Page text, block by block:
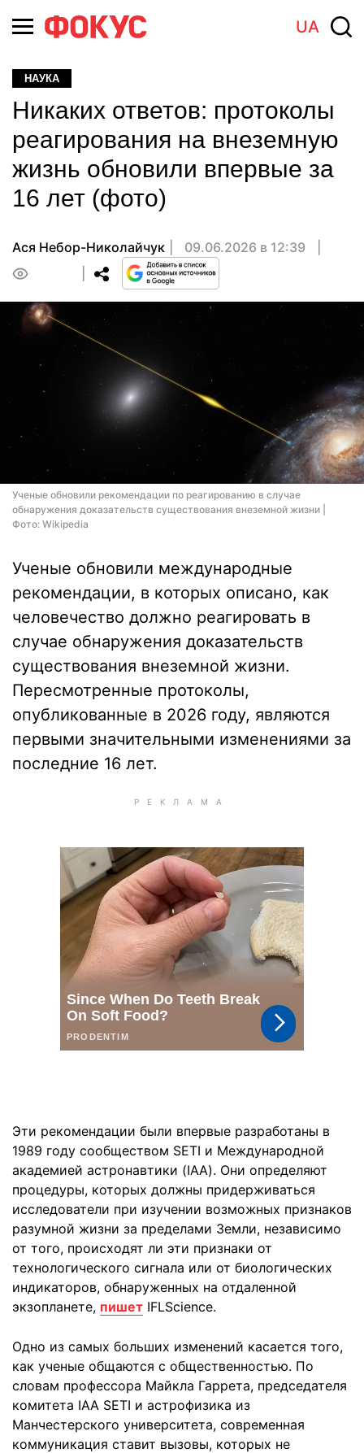
UA
НАУКА
Никаких ответов: протоколы
реагирования на внеземную
жизнь обновили впервые за
16 лет (фото)
Ася Небор-Николайчук
09.06.2026 в 12:39
Ученые обновили рекомендации по реагированию в случае
обнаружения доказательств существования внеземной жизни |
Фото: Wikipedia
Ученые обновили международные
рекомендации, в которых описано, как
человечество должно реагировать в
случае обнаружения доказательств
существования внеземной жизни.
Пересмотренные протоколы,
опубликованные в 2026 году, являются
первыми значительными изменениями за
последние 16 лет.
Эти рекомендации были впервые разработаны в
1989 году сообществом SETI и Международной
академией астронавтики (IAA). Они определяют
процедуры, которых должны придерживаться
исследователи при изучении возможных признаков
разумной жизни за пределами Земли, независимо
от того, происходят ли эти признаки от
технологического сигнала или от биологических
индикаторов, обнаруженных на отдаленной
экзопланете, пишет IFLScience.
Одно из самых больших изменений касается того,
как ученые общаются с общественностью. По
словам профессора Майкла Гаррета, председателя
комитета IAA SETI и астрофизика из
Манчестерского университета, современная
коммуникация ставит вызовы, которых не